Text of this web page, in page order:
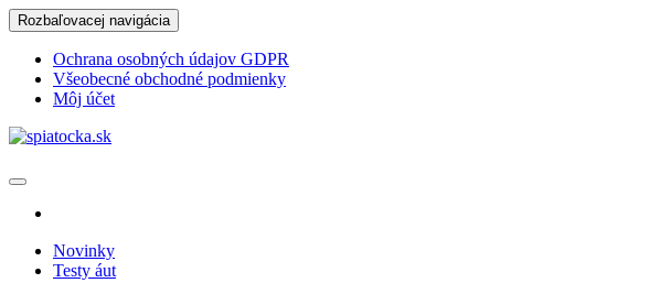
Skip
to
content
Rozbaľovacej navigácia
Ochrana osobných údajov GDPR
Všeobecné obchodné podmienky
Môj účet
Novinky
Testy áut